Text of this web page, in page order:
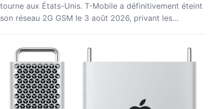
tourne aux États-Unis. T-Mobile a définitivement éteint
son réseau 2G GSM le 3 août 2026, privant les…